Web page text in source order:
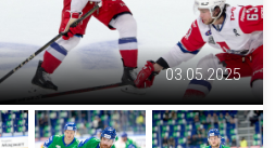
03.05.2025